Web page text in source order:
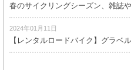
春のサイクリングシーズン、雑誌
2024年01月11日
【レンタルロードバイク】グラベ